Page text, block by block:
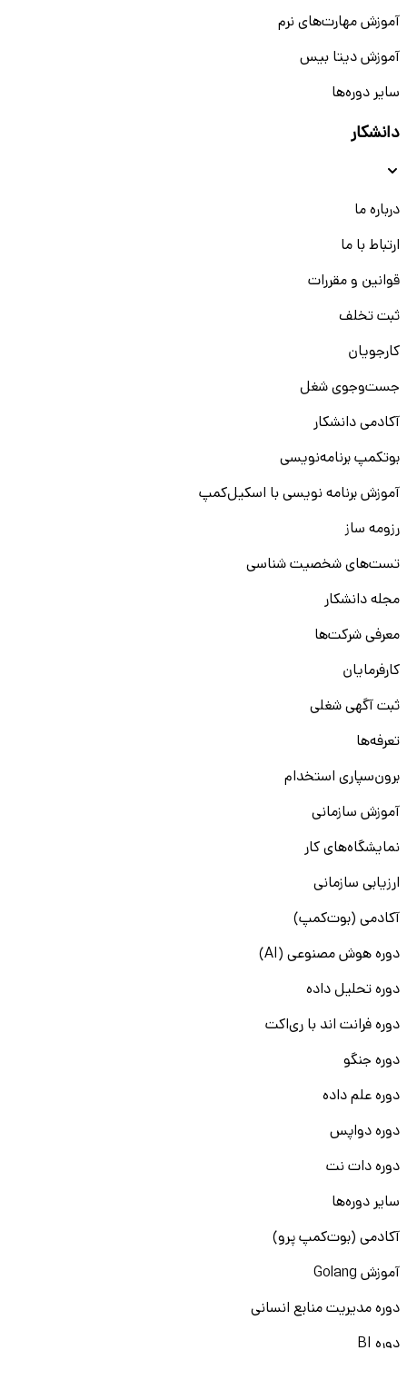
آموزش مهارت‌های نرم
آموزش دیتا بیس
سایر دوره‌ها
دانشکار
درباره ما
ارتباط با ما
قوانین و مقررات
ثبت تخلف
کارجویان
جست‌و‌جوی شغل
آکادمی دانشکار
بوتکمپ برنامه‌نویسی
آموزش برنامه نویسی با اسکیل‌کمپ
رزومه ساز
تست‌های شخصیت شناسی
مجله دانشکار
معرفی شرکت‌ها
کارفرمایان
ثبت آگهی شغلی
تعرفه‌ها
برون‌سپاری استخدام
آموزش سازمانی
نمایشگاه‌های کار
ارزیابی سازمانی
آکادمی (بوت‌کمپ)
دوره هوش مصنوعی (AI)
دوره تحلیل داده
دوره فرانت اند با ری‌اکت
دوره جنگو
دوره علم داده
دوره دواپس
دوره دات نت
سایر دوره‌ها
آکادمی (بوت‌کمپ پرو)
آموزش Golang
دوره مدیریت منابع انسانی
دوره BI